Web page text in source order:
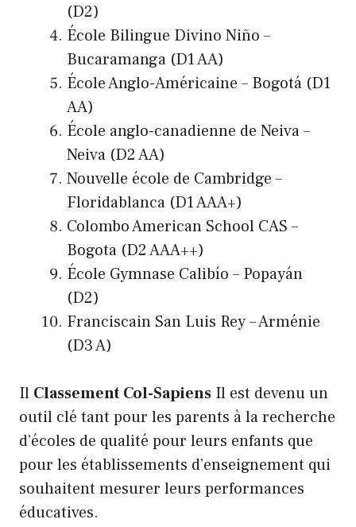
(D2)
École Bilingue Divino Niño –
Bucaramanga (D1 AA)
École Anglo-Américaine – Bogotá (D1
AA)
École anglo-canadienne de Neiva –
Neiva (D2 AA)
Nouvelle école de Cambridge –
Floridablanca (D1 AAA+)
Colombo American School CAS –
Bogota (D2 AAA++)
École Gymnase Calibío – Popayán
(D2)
Franciscain San Luis Rey – Arménie
(D3 A)
Il Classement Col-Sapiens Il est devenu un
outil clé tant pour les parents à la recherche
d’écoles de qualité pour leurs enfants que
pour les établissements d’enseignement qui
souhaitent mesurer leurs performances
éducatives.